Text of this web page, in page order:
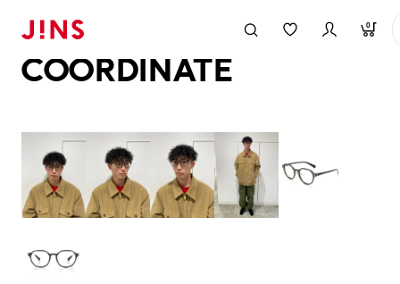
0
COORDINATE